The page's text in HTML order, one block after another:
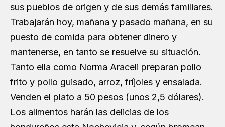
sus pueblos de origen y de sus demás familiares.
Trabajarán hoy, mañana y pasado mañana, en su
puesto de comida para obtener dinero y
mantenerse, en tanto se resuelve su situación.
Tanto ella como Norma Araceli preparan pollo
frito y pollo guisado, arroz, fríjoles y ensalada.
Venden el plato a 50 pesos (unos 2,5 dólares).
Los alimentos harán las delicias de los